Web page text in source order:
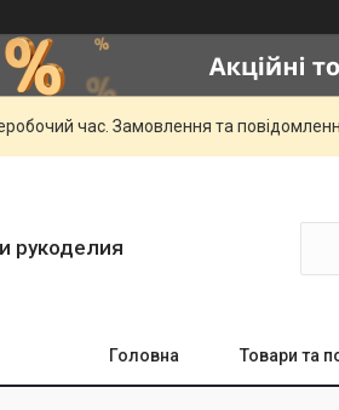
час. Замовлення та
рукоделия
Головна Товари та